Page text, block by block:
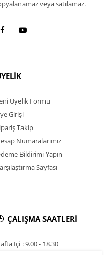
veya satılamaz.
Üyelik Formu
Girişi
Takip
Numaralarımız
Bildirimi Yapın
Sayfası
ÇALIŞMA SAATLERİ
İçi : 9.00 - 18.30